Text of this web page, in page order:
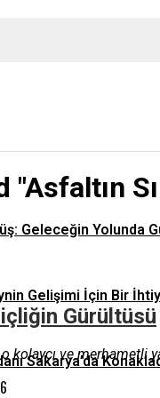
Geleceğin Yolunda
Gelişimi İçin Bir
Sakarya’da
Gürültüsü
o kolaycı ve